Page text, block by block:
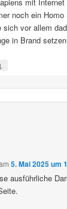
noch ein Homo
sich vor allem
in Brand
↓
5. Mai 2025 um
ausführliche